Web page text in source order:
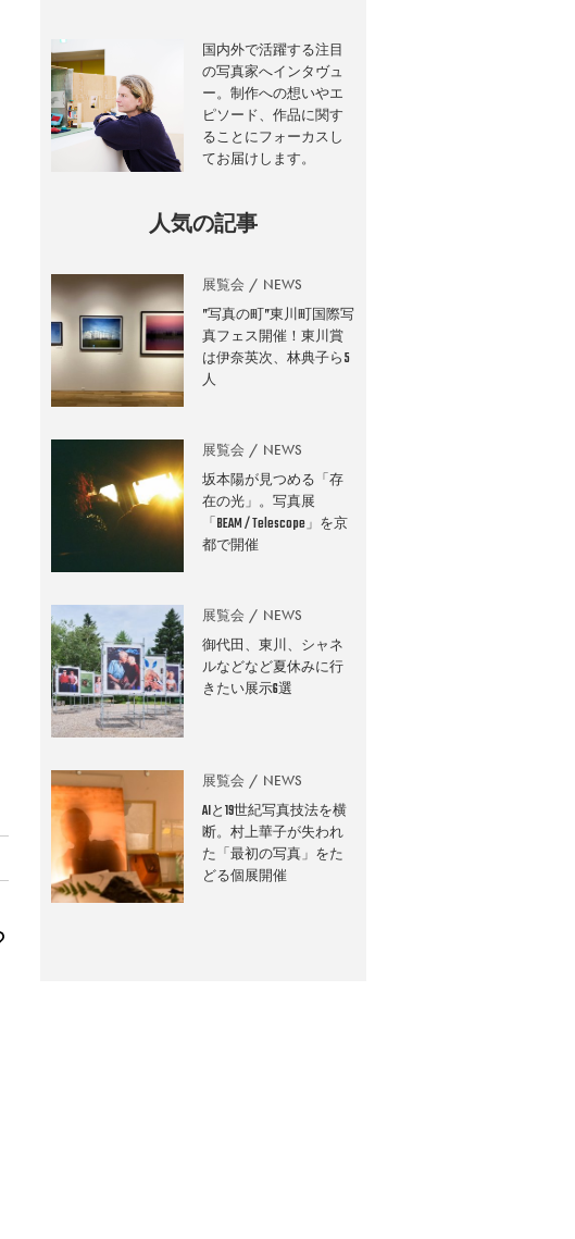
国内外で活躍する注目
の写真家へインタヴュ
ー。制作への想いやエ
ピソード、作品に関す
ることにフォーカスし
てお届けします。
人気の記事
展覧会 NEWS
”写真の町”東川町国際写
真フェス開催！東川賞
は伊奈英次、林典子ら5
人
展覧会 NEWS
坂本陽が見つめる「存
在の光」。写真展
「BEAM / Telescope」を京
都で開催
展覧会 NEWS
御代田、東川、シャネ
ルなどなど夏休みに行
きたい展示6選
展覧会 NEWS
AIと19世紀写真技法を横
断。村上華子が失われ
た「最初の写真」をた
どる個展開催